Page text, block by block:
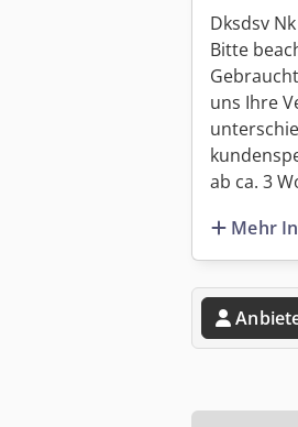
Dksdsv
Bitte
uns Ihre
ab ca. 3
Mehr